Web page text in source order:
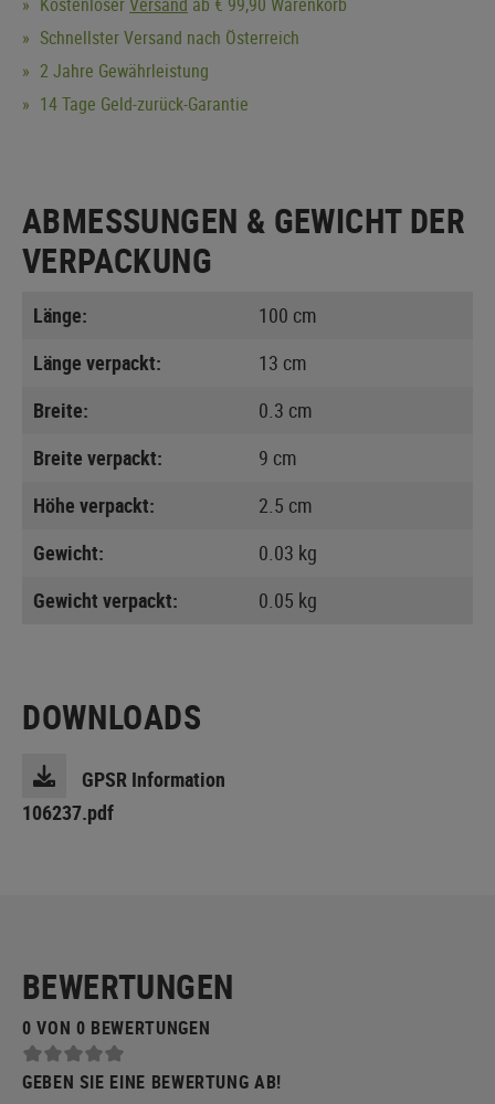
Schnellster Versand nach Österreich
2 Jahre Gewährleistung
14 Tage Geld-zurück-Garantie
ABMESSUNGEN & GEWICHT DER
VERPACKUNG
Länge:
100 cm
Länge verpackt:
13 cm
Breite:
0.3 cm
Breite verpackt:
9 cm
Höhe verpackt:
2.5 cm
Gewicht:
0.03 kg
Gewicht verpackt:
0.05 kg
DOWNLOADS
GPSR Information
106237.pdf
BEWERTUNGEN
0 VON 0 BEWERTUNGEN
GEBEN SIE EINE BEWERTUNG AB!